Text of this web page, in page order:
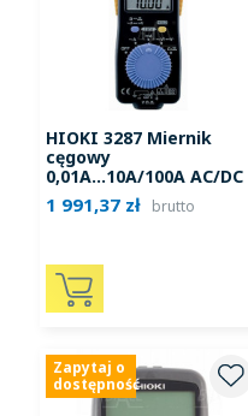
HIOKI 3287 Miernik
cęgowy
0,01A...10A/100A AC/DC
1 991,37 zł brutto
Zapytaj o
dostępność